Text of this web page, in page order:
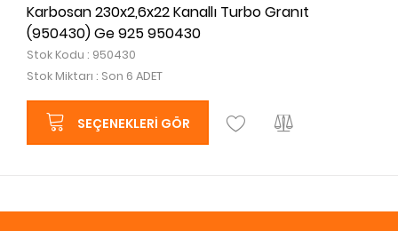
Karbosan 230x2,6x22 Kanallı Turbo Granıt
(950430) Ge 925 950430
Stok Kodu : 950430
Stok Miktarı : Son 6 ADET
SEÇENEKLERI GÖR